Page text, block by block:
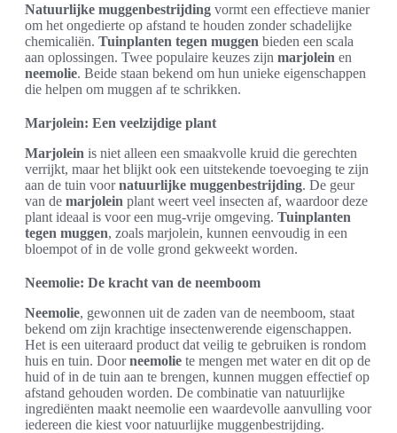
Natuurlijke muggenbestrijding vormt een effectieve manier
om het ongedierte op afstand te houden zonder schadelijke
chemicaliën. Tuinplanten tegen muggen bieden een scala
aan oplossingen. Twee populaire keuzes zijn marjolein en
neemolie. Beide staan bekend om hun unieke eigenschappen
die helpen om muggen af te schrikken.
Marjolein: Een veelzijdige plant
Marjolein is niet alleen een smaakvolle kruid die gerechten
verrijkt, maar het blijkt ook een uitstekende toevoeging te zijn
aan de tuin voornatuurlijke muggenbestrijding. De geur
van de marjolein plant weert veel insecten af, waardoor deze
plant ideaal is voor een mug-vrije omgeving. Tuinplanten
tegen muggen, zoals marjolein, kunnen eenvoudig in een
bloempot of in de volle grond gekweekt worden.
Neemolie: De kracht van de neemboom
Neemolie, gewonnen uit de zaden van de neemboom, staat
bekend om zijn krachtige insectenwerende eigenschappen.
Het is een uiteraard product dat veilig te gebruiken is rondom
huis en tuin. Doorneemolie te mengen met water en dit op de
huid of in de tuin aan te brengen, kunnen muggen effectief op
afstand gehouden worden. De combinatie van natuurlijke
ingrediënten maakt neemolie een waardevolle aanvulling voor
iedereen die kiest voor natuurlijke muggenbestrijding.